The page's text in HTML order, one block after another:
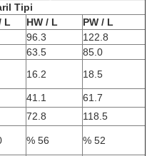
Tipi
L HW / L
PW / L
96.3
122.8
63.5
85.0
16.2 18.5
41.1
61.7
72.8
118.5
% 56
% 52